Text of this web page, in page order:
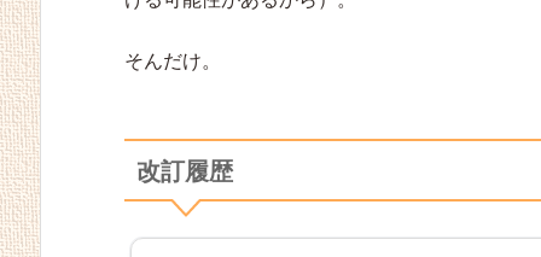
そんだけ。
改訂履歴
WP 6.4.1 対応 Luxerita